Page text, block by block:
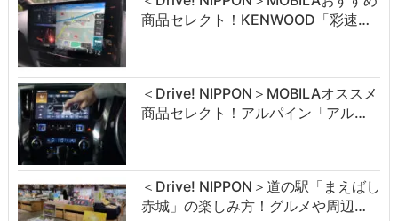
商品セレクト！KENWOOD「彩速…
＜Drive! NIPPON＞MOBILAオススメ
商品セレクト！アルパイン「アル…
＜Drive! NIPPON＞道の駅「まえばし
赤城」の楽しみ方！グルメや周辺…